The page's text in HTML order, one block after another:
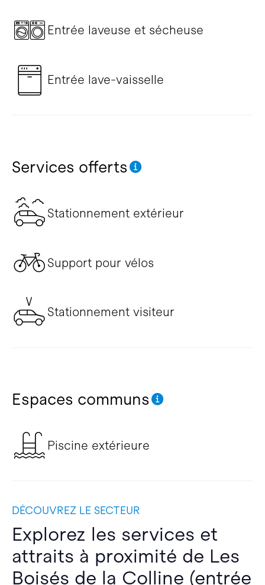
Entrée laveuse et sécheuse
Entrée lave-vaisselle
Services offerts
Stationnement extérieur
Support pour vélos
Stationnement visiteur
Espaces communs
Piscine extérieure
DÉCOUVREZ LE SECTEUR
Explorez les services et
attraits à proximité de Les
Boisés de la Colline (entrée